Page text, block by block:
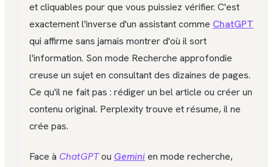
et cliquables pour que vous puissiez vérifier. C'est
exactement l'inverse d'un assistant comme ChatGPT
qui affirme sans jamais montrer d'où il sort
l'information. Son mode Recherche approfondie
creuse un sujet en consultant des dizaines de pages.
Ce qu'il ne fait pas : rédiger un bel article ou créer un
contenu original. Perplexity trouve et résume, il ne
crée pas.
Face à ChatGPTou Geminien mode recherche,